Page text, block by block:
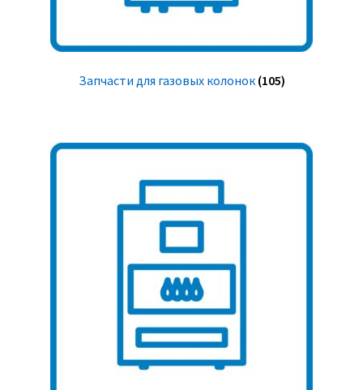
Запчасти для газовых колонок (105)